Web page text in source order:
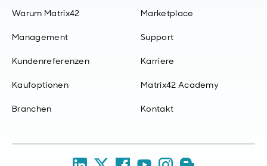
Warum Matrix42
Management
Kundenreferenzen
Kaufoptionen
Branchen
Marketplace
Support
Karriere
Matrix42 Academy
Kontakt